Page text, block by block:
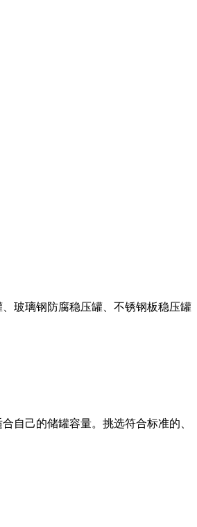
玻璃钢防腐稳压罐、不锈钢板稳压罐
自己的储罐容量。挑选符合标准的、